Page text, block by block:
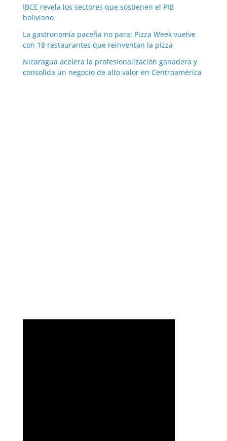
IBCE revela los sectores que sostienen el PIB
boliviano
La gastronomía paceña no para: Pizza Week vuelve
con 18 restaurantes que reinventan la pizza
Nicaragua acelera la profesionalización ganadera y
consolida un negocio de alto valor en Centroamérica